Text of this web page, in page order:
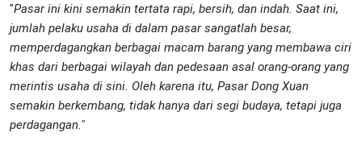
"Pasar ini kini semakin tertata rapi, bersih, dan indah. Saat ini,
jumlah pelaku usaha di dalam pasar sangatlah besar,
memperdagangkan berbagai macam barang yang membawa ciri
khas dari berbagai wilayah dan pedesaan asal orang-orang yang
merintis usaha di sini. Oleh karena itu, Pasar Dong Xuan
semakin berkembang, tidak hanya dari segi budaya, tetapi juga
perdagangan."